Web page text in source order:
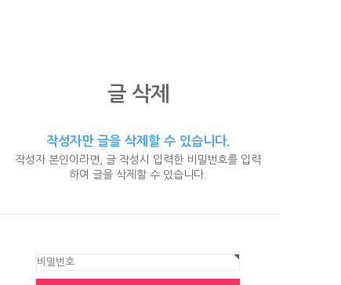
글 삭제
작성자만 글을 삭제할 수 있습니다.
작성자 본인이라면, 글 작성시 입력한 비밀번호를 입력
하여 글을 삭제할 수 있습니다.